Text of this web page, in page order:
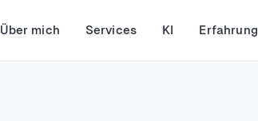
Über mich Services KI Erfahrung